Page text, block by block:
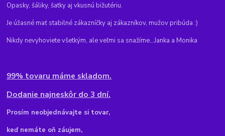
Opasky, šáliky, šatky aj vkusnú bižutériu.
Je úžasné mať stabilné zákazníčky aj zákazníkov, mužov pribúda :)
Nikdy nevyhoviete všetkým, ale veľmi sa snažíme...Janka a Monika
99% tovaru máme skladom.
Dodanie najneskôr do 3 dní.
Prosím neobjednávajte si tovar,
keď nemáte oň záujem,